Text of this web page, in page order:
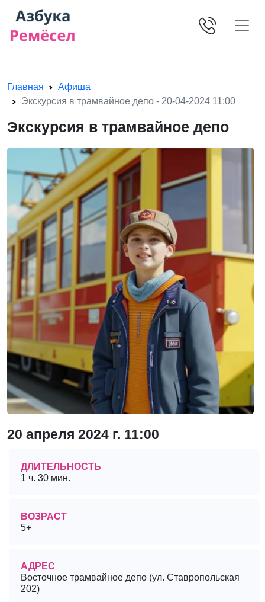
Главная
Афиша
Экскурсия в трамвайное депо - 20-04-2024 11:00
Экскурсия в трамвайное депо
20 апреля 2024 г. 11:00
ДЛИТЕЛЬНОСТЬ
1 ч. 30 мин.
ВОЗРАСТ
5+
АДРЕС
Восточное трамвайное депо (ул. Ставропольская
202)